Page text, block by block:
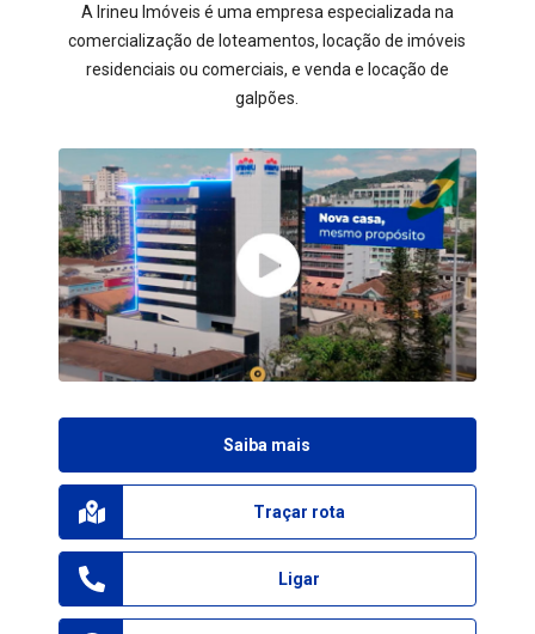
A Irineu Imóveis é uma empresa especializada na
comercialização de loteamentos, locação de imóveis
residenciais ou comerciais, e venda e locação de
galpões.
Saiba mais
Traçar rota
Ligar